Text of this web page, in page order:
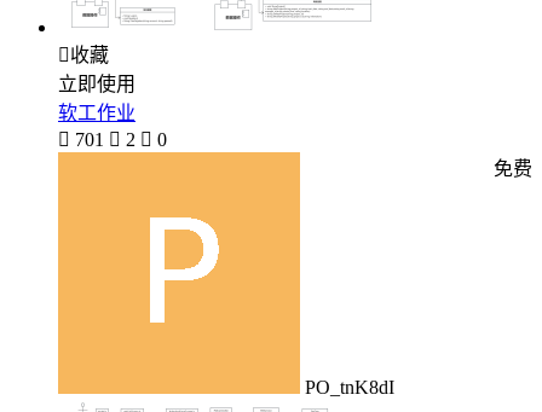
收藏
立即使用
软工作业
 701  2  0
PO_tnK8dI
免费